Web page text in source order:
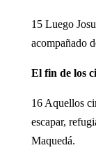
15 Luego
acompañado
El fin de los
16 Aquellos
escapar,
Maquedá.